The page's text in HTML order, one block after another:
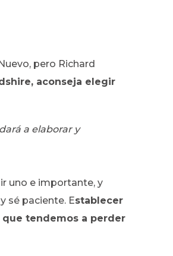
pero Richard
aconseja elegir
a elaborar y
uno e importante, y
sé paciente. Establecer
tendemos a perder